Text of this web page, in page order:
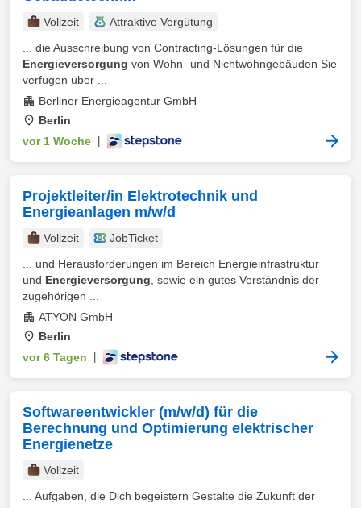
Vollzeit
Attraktive Vergütung
... die Ausschreibung von Contracting-Lösungen für die
Energieversorgung von Wohn- und Nichtwohngebäuden Sie
verfügen über ...
Berliner Energieagentur GmbH
Berlin
vor 1 Woche
Projektleiter/in Elektrotechnik und
Energieanlagen m/w/d
Vollzeit
JobTicket
... und Herausforderungen im Bereich Energieinfrastruktur
und Energieversorgung , sowie ein gutes Verständnis der
zugehörigen ...
ATYON GmbH
Berlin
vor 6 Tagen
Softwareentwickler (m/w/d) für die
Berechnung und Optimierung elektrischer
Energienetze
Vollzeit
... Aufgaben, die Dich begeistern Gestalte die Zukunft der